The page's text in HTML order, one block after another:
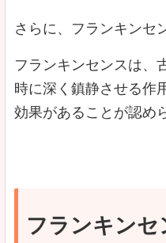
さらに、フランキンセ
フランキンセンスは、
時に深く鎮静させる作
効果があることが認め
フランキン